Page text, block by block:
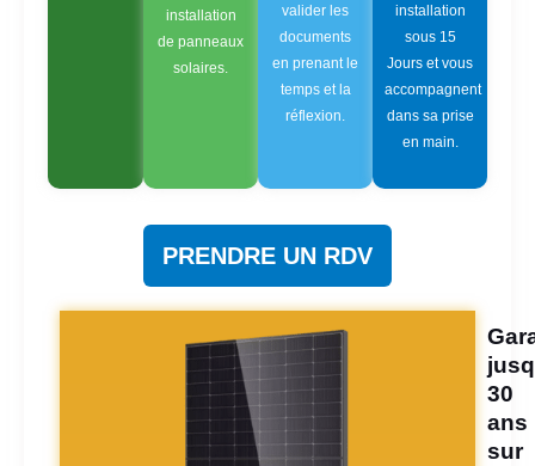
installation
de panneaux
solaires.
valider les
documents
en prenant le
temps et la
réflexion.
installation
sous 15
Jours et vous
accompagnent
dans sa prise
en main.
PRENDRE UN RDV
30
ans
sur